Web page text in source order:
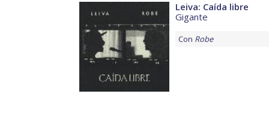
Leiva: Caída libre
Gigante
Con Robe